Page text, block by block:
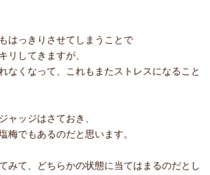
はっきりさせてしまうことで
リしてきますが、
なくなって、これもまたストレスになること
ャッジはさておき、
梅でもあるのだと思います。
みて、どちらかの状態に当てはまるのだとし